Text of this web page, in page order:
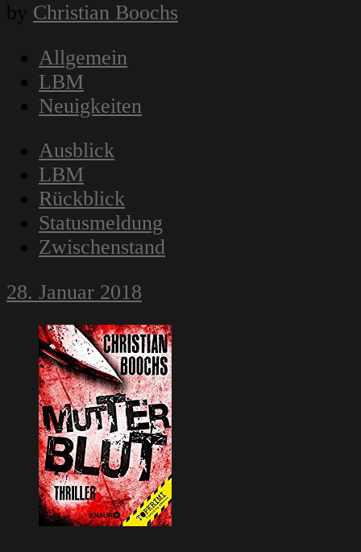
by Christian Boochs
Allgemein
LBM
Neuigkeiten
Ausblick
LBM
Rückblick
Statusmeldung
Zwischenstand
28. Januar 2018